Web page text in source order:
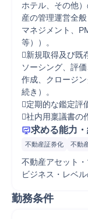
ホテル、その他
産の管理運営全
マネジメント、
等））。
新規取得及び既
ソーシング、評
作成、クロージ
続き）。
定期的な鑑定評
社内用稟議書の
求める能力
不動産証券化 不動
不動産アセット
ビジネス・レベ
勤務条件